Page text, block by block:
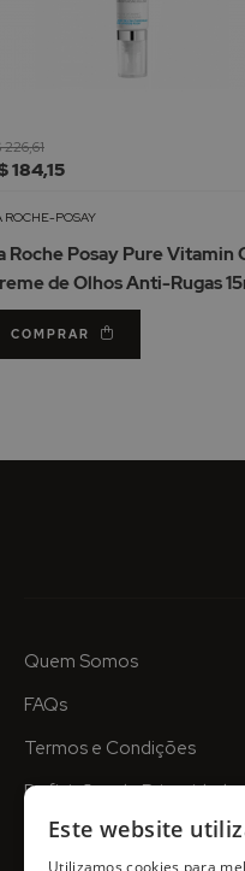
184,15
226,61
ROCHE-POSAY
Roche Posay Pure Vitamin
de Olhos Anti-Rugas
COMPRAR
Quem Somos
FAQs
Termos e Condições
Definições de Privacidade
Este website
Utilizamos cookies para